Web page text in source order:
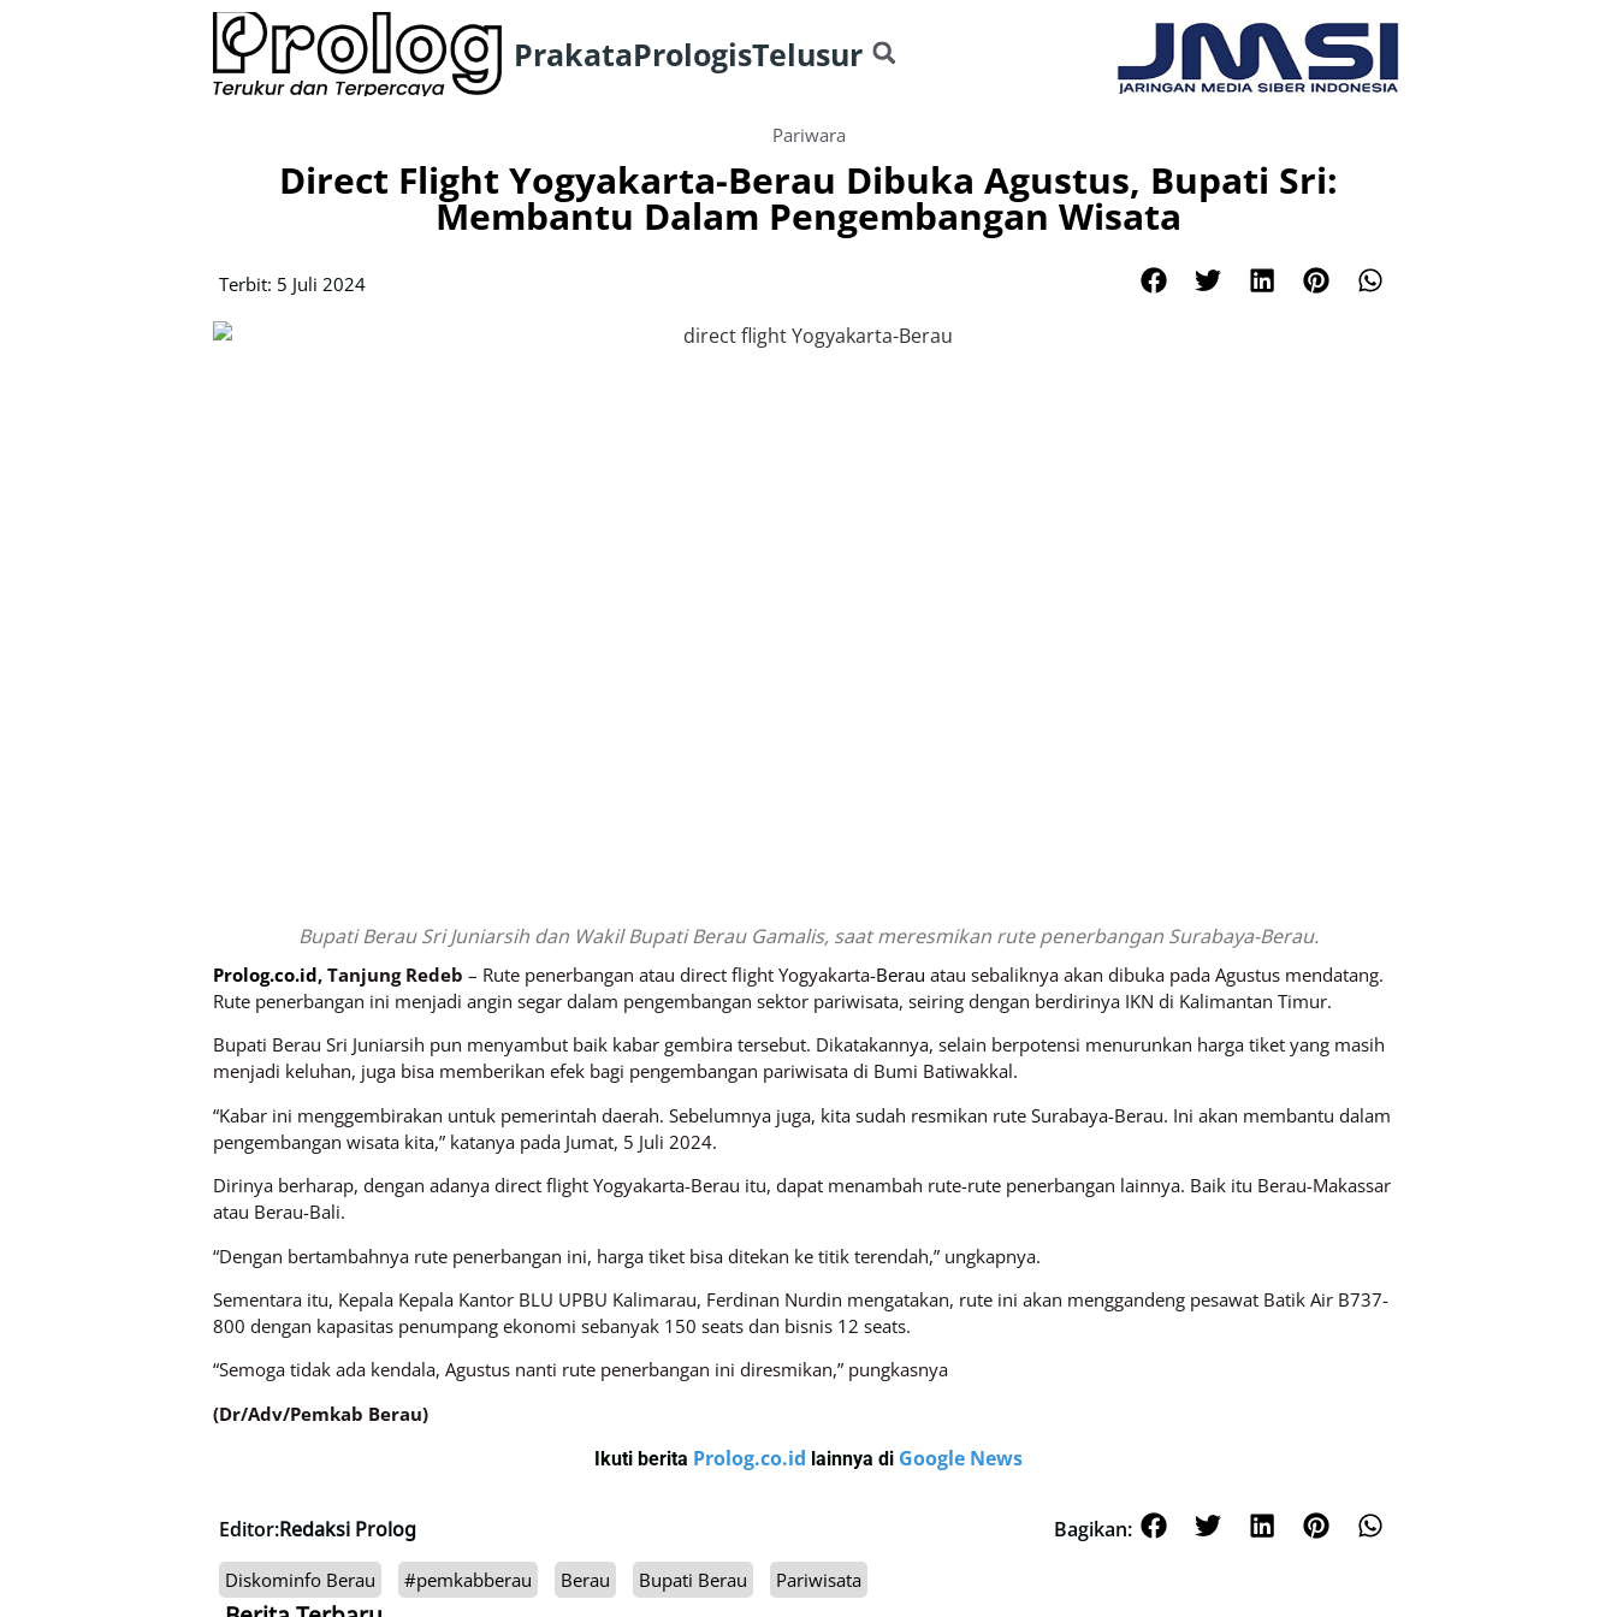
PrakataPrologisTelusur
Pariwara
Direct Flight Yogyakarta-Berau Dibuka Agustus, Bupati Sri:
Membantu Dalam Pengembangan Wisata
Terbit: 5 Juli 2024
Bupati Berau Sri Juniarsih dan Wakil Bupati Berau Gamalis, saat meresmikan rute penerbangan Surabaya-Berau.
Prolog.co.id, Tanjung Redeb – Rute penerbangan atau direct flight Yogyakarta-Berau atau sebaliknya akan dibuka pada Agustus mendatang.
Rute penerbangan ini menjadi angin segar dalam pengembangan sektor pariwisata, seiring dengan berdirinya IKN di Kalimantan Timur.
Bupati Berau Sri Juniarsih pun menyambut baik kabar gembira tersebut. Dikatakannya, selain berpotensi menurunkan harga tiket yang masih
menjadi keluhan, juga bisa memberikan efek bagi pengembangan pariwisata di Bumi Batiwakkal.
“Kabar ini menggembirakan untuk pemerintah daerah. Sebelumnya juga, kita sudah resmikan rute Surabaya-Berau. Ini akan membantu dalam
pengembangan wisata kita,” katanya pada Jumat, 5 Juli 2024.
Dirinya berharap, dengan adanya direct flight Yogyakarta-Berau itu, dapat menambah rute-rute penerbangan lainnya. Baik itu Berau-Makassar
atau Berau-Bali.
“Dengan bertambahnya rute penerbangan ini, harga tiket bisa ditekan ke titik terendah,” ungkapnya.
Sementara itu, Kepala Kepala Kantor BLU UPBU Kalimarau, Ferdinan Nurdin mengatakan, rute ini akan menggandeng pesawat Batik Air B737-
800 dengan kapasitas penumpang ekonomi sebanyak 150 seats dan bisnis 12 seats.
“Semoga tidak ada kendala, Agustus nanti rute penerbangan ini diresmikan,” pungkasnya
(Dr/Adv/Pemkab Berau)
Ikuti berita Prolog.co.id lainnya di Google News
Editor:Redaksi Prolog Bagikan:
Diskominfo Berau #pemkabberau Berau Bupati Berau Pariwisata